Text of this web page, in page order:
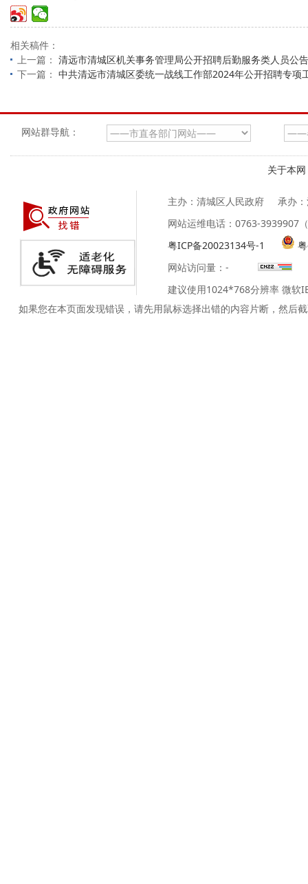
相关稿件：
上一篇： 清远市清城区机关事务管理局公开招聘后勤服务类人员公告
下一篇： 中共清远市清城区委统一战线工作部2024年公开招聘专项
网站群导航：
关于本网
主办：清城区人民政府
承办
网站运维电话：0763-3939907
粤ICP备20023134号-1
网站访问量： -
建议使用1024*768分辨率 微软
如果您在本页面发现错误，请先用鼠标选择出错的内容片断，然后